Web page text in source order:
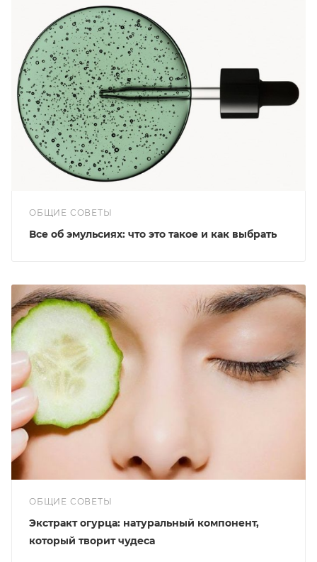
ОБЩИЕ СОВЕТЫ
Все об эмульсиях: что это такое и как выбрать
ОБЩИЕ СОВЕТЫ
Экстракт огурца: натуральный компонент,
который творит чудеса